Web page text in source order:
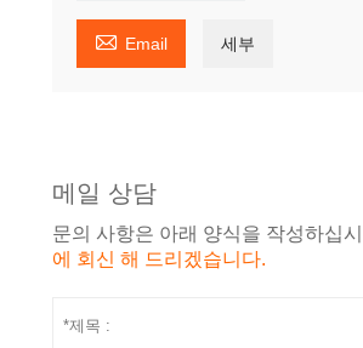
 Email 세부
메일 상담
문의 사항은 아래 양식을 작성하십
에 회신 해 드리겠습니다.